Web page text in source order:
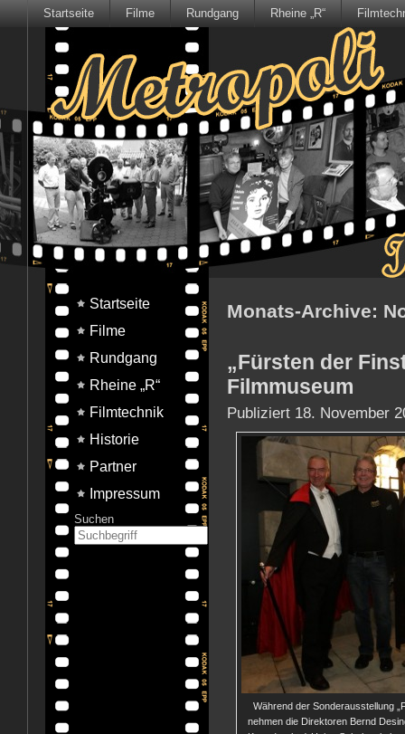
Startseite Filme Rundgang Rheine „R“
Startseite
Filme
Rundgang
Rheine „R“
Filmtechnik
Historie
Partner
Impressum
Suchen
Monats-Archive:
„Fürsten der
Filmmuseum
Publiziert 18. November
Während der Sonderausstellung
nehmen die Direktoren Bernd